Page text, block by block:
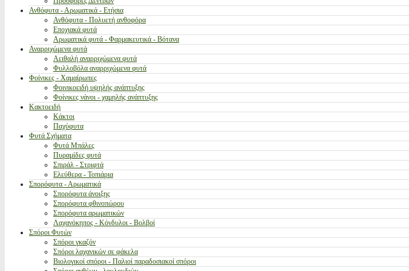
Ανθόφυτα - Αρωματικά - Ετήσια
Ανθόφυτα - Πολυετή ανθοφόρα
Εποχιακά φυτά
Αρωματικά φυτά - Φαρμακευτικά - Βότανα
Αναρριχώμενα φυτά
Αειθαλή αναρριχώμενα φυτά
Φυλλοβόλα αναρριχώμενα φυτά
Φοίνικες - Χαμαίρωπες
Φοινικοειδή υψηλής ανάπτυξης
Φοίνικες νάνοι - χαμηλής ανάπτυξης
Κακτοειδή
Κάκτοι
Παχύφυτα
Φυτά Σχήματα
Φυτά Μπάλες
Πυραμίδες φυτά
Σπιράλ - Στριφτά
Ελεύθερα - Τοπιάρια
Σπορόφυτα - Αρωματικά
Σπορόφυτα άνοιξης
Σπορόφυτα φθινοπώρου
Σπορόφυτα αρωματικών
Λαχανόκηπος - Κόνδυλοι - Βολβοί
Σπόροι Φυτών
Σπόροι γκαζόν
Σπόροι λαχανικών σε φάκελα
Βιολογικοί σπόροι - Παλιοί παραδοσιακοί σπόροι